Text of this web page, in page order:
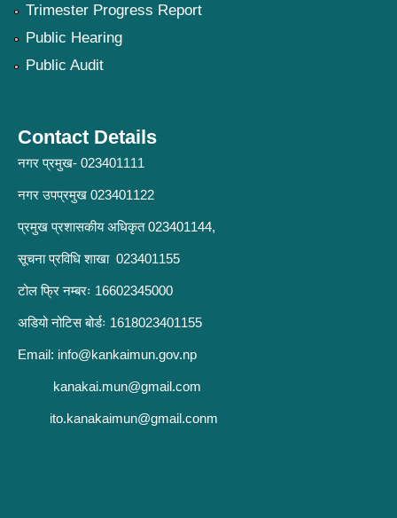
Trimester Progress Report
Public Hearing
Public Audit
Contact Details
नगर प्रमुख- 023401111
नगर उपप्रमुख 023401122
प्रमुख प्रशासकीय अधिकृत 023401144,
सूचना प्रविधि शाखा 023401155
टोल फ्रि नम्बरः 16602345000
अडियो नोटिस बोर्डः 1618023401155
Email: info@kankaimun.gov.np
kanakai.mun@gmail.com
ito.kanakaimun@gmail.conm